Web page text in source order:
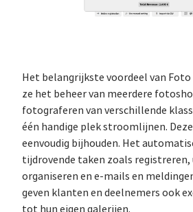
Het belangrijkste voordeel van
ze het beheer van meerdere
fotograferen van verschillende
één handige plek stroomlijnen.
eenvoudig bijhouden. Het
tijdrovende taken zoals
organiseren en e-mails en
geven klanten en deelnemers ook
tot hun eigen galerijen.